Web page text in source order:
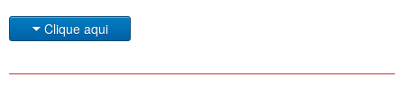
Clique aqui